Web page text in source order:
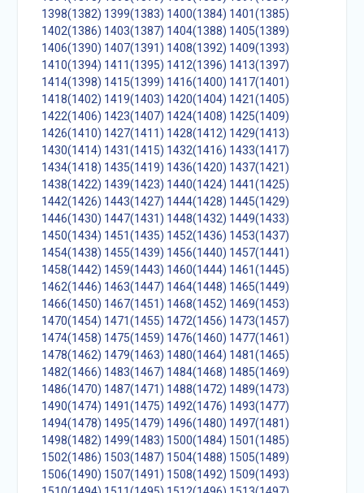
1398(1382) 1399(1383) 1400(1384) 1401(1385)
1402(1386) 1403(1387) 1404(1388) 1405(1389)
1406(1390) 1407(1391) 1408(1392) 1409(1393)
1410(1394) 1411(1395) 1412(1396) 1413(1397)
1414(1398) 1415(1399) 1416(1400) 1417(1401)
1418(1402) 1419(1403) 1420(1404) 1421(1405)
1422(1406) 1423(1407) 1424(1408) 1425(1409)
1426(1410) 1427(1411) 1428(1412) 1429(1413)
1430(1414) 1431(1415) 1432(1416) 1433(1417)
1434(1418) 1435(1419) 1436(1420) 1437(1421)
1438(1422) 1439(1423) 1440(1424) 1441(1425)
1442(1426) 1443(1427) 1444(1428) 1445(1429)
1446(1430) 1447(1431) 1448(1432) 1449(1433)
1450(1434) 1451(1435) 1452(1436) 1453(1437)
1454(1438) 1455(1439) 1456(1440) 1457(1441)
1458(1442) 1459(1443) 1460(1444) 1461(1445)
1462(1446) 1463(1447) 1464(1448) 1465(1449)
1466(1450) 1467(1451) 1468(1452) 1469(1453)
1470(1454) 1471(1455) 1472(1456) 1473(1457)
1474(1458) 1475(1459) 1476(1460) 1477(1461)
1478(1462) 1479(1463) 1480(1464) 1481(1465)
1482(1466) 1483(1467) 1484(1468) 1485(1469)
1486(1470) 1487(1471) 1488(1472) 1489(1473)
1490(1474) 1491(1475) 1492(1476) 1493(1477)
1494(1478) 1495(1479) 1496(1480) 1497(1481)
1498(1482) 1499(1483) 1500(1484) 1501(1485)
1502(1486) 1503(1487) 1504(1488) 1505(1489)
1506(1490) 1507(1491) 1508(1492) 1509(1493)